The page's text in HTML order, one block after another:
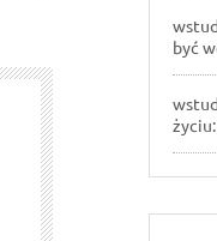
być